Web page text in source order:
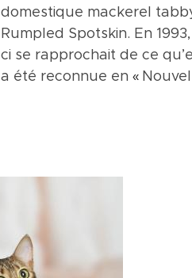
domestique mackerel
Rumpled Spotskin. En
ci se rapprochait de ce
a été reconnue en «
fourrure est
modifié, les marques sur
irrégulier. Des rosettes
actuellement la seule
d’attention pour rester